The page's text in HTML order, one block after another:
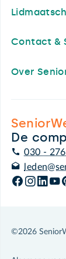
Contact &
Over
De
030 -
©2026